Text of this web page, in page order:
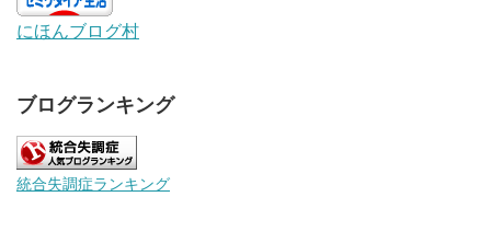
にほんブログ村
ブログランキング
統合失調症ランキング